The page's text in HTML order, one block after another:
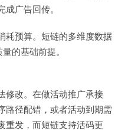
广告回传。
耗预算。短链的多维度数据
的基础前提。
修改。在做活动推广承接
路径配错，或者活动到期需
重发，而短链支持活码更